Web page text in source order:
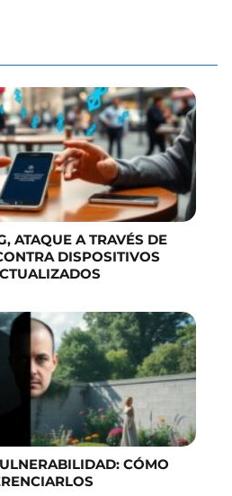
ATAQUE A TRAVÉS DE
DISPOSITIVOS
CÓMO